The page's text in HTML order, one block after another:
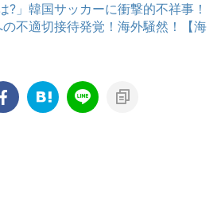
」韓国サッカーに衝撃的不祥事！
不適切接待発覚！海外騒然！【海